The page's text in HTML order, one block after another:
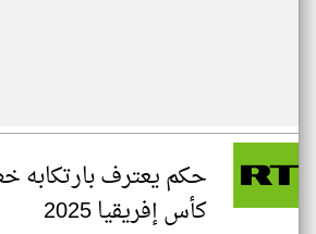
حكم يعترف بارتكابه
كأس إفريقيا 2025